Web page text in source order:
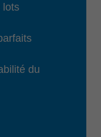
lots
du